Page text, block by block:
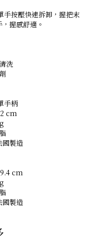
按壓快速拆卸，握把末
握感舒適。
洗
手柄
cm
國製造
cm
國製造